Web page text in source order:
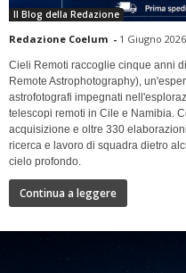
Il Blog della Redazione
Redazione Coelum - 1 Giugno 2026
Cieli Remoti raccoglie cinque anni
Remote Astrophotography),
astrofotografi impegnati
telescopi remoti in Cile e Namibia.
acquisizione e oltre 330
ricerca e lavoro di squadra dietro
cielo profondo.
Continua a leggere